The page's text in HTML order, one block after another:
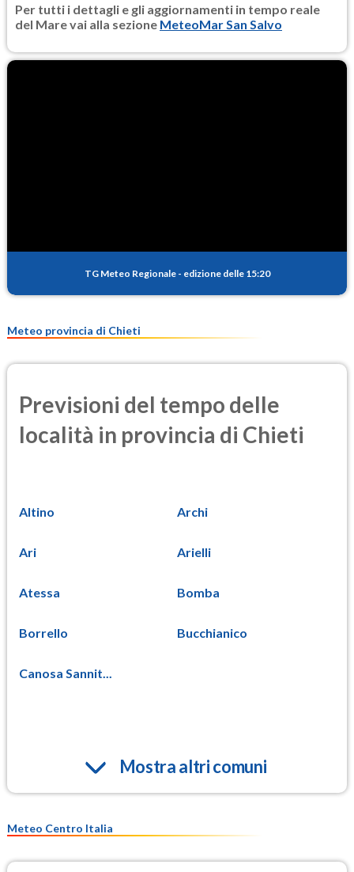
Per tutti i dettagli e gli aggiornamenti in tempo reale
del Mare vai alla sezione MeteoMar San Salvo
TG Meteo Regionale - edizione delle 15:20
Meteo provincia di Chieti
Previsioni del tempo delle
località in provincia di Chieti
Altino Archi
Ari Arielli
Atessa Bomba
Borrello Bucchianico
Canosa Sannit...
Mostra altri comuni
Meteo Centro Italia